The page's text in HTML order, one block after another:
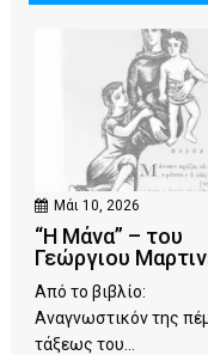
Μάι 10, 2026
“Η Μάνα” – του
Γεώργιου
Από το βιβλίο:
Αναγνωστικόν της
τάξεως του...